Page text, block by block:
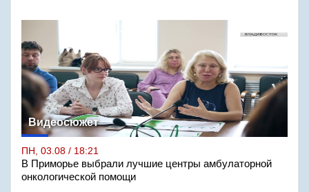
Видеосюжет
ПН, 03.08 / 18:21
В Приморье выбрали лучшие центры амбулаторной
онкологической помощи